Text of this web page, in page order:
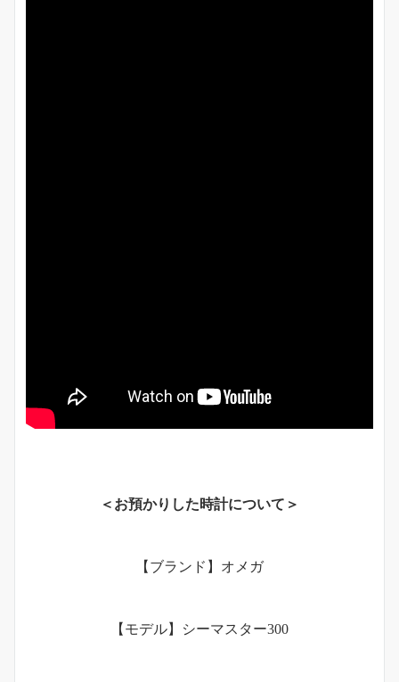
＜お預かりした時計について＞
【ブランド】オメガ
【モデル】シーマスター300